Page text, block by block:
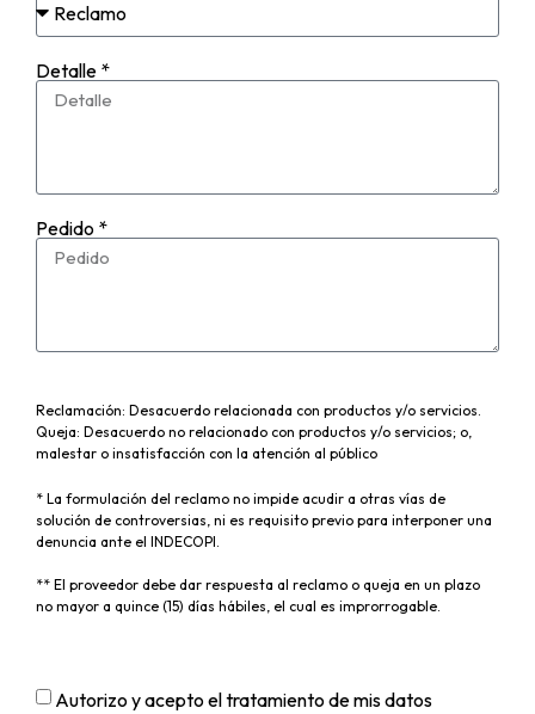
Detalle *
Pedido *
Reclamación: Desacuerdo relacionada con productos y/o servicios.
Queja: Desacuerdo no relacionado con productos y/o servicios; o,
malestar o insatisfacción con la atención al público
* La formulación del reclamo no impide acudir a otras vías de
solución de controversias, ni es requisito previo para interponer una
denuncia ante el INDECOPI.
** El proveedor debe dar respuesta al reclamo o queja en un plazo
no mayor a quince (15) días hábiles, el cual es improrrogable.
Autorizo y acepto el tratamiento de mis datos